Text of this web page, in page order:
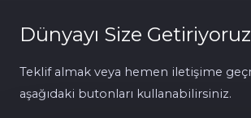
Dünyayı Size
Teklif almak veya hemen iletişime
aşağıdaki butonları kullanabilirsiniz.